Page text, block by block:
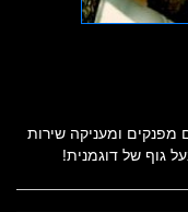
ומעניקה שירות
גוף של דוגמנית!